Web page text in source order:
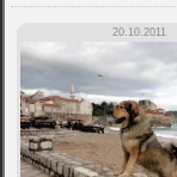
20.10.2011